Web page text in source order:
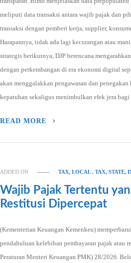
meliputi data transaksi antara wajib pajak dan
transaksi dengan pemberi kerja, supplier,
Harapannya, tidak ada lagi kecurangan atau
strategis berikutnya, DJP berencana
dengan perkembangan di era ekonomi digital
akan menggalakkan pengawasan dan
kepatuhan sekaligus menimbulkan efek jera
READ MORE
ADDED ON TAX, LOCAL,TAX, STATE,
Wajib Pajak Tertentu
Restitusi Dipercepat
(Kementerian Keuangan Kemenkeu)
pendahuluan kelebihan pembayaran pajak atau
Peraturan Menteri Keuangan PMK) 28/2026.